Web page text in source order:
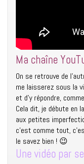
Ma chaîne
On se retrouve de
me laisserez sous la
et d’y répondre,
Cela dit, je débute en
aux petites
c’est comme tout,
le savez bien ! 😉
Une vidéo par